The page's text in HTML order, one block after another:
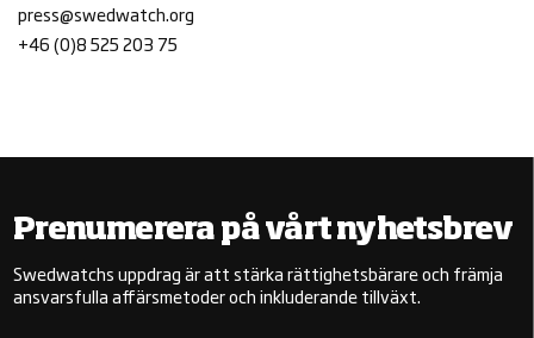
press@swedwatch.org
+46 (0)8 525 203 75
Prenumerera på vårt nyhetsbrev
Swedwatchs uppdrag är att stärkarättighetsbärareoch främja
ansvarsfulla affärsmetoder och inkluderande tillväxt.